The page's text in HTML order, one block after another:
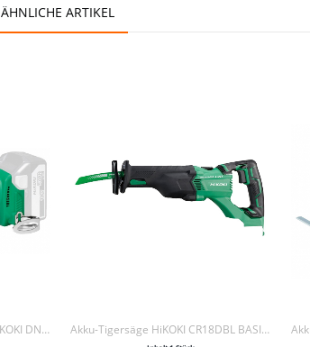
ÄHNLICHE ARTIKEL
Akku-Winkelbohrschrauber HiKOKI DN18DSL BASIC Akku-Tigersäge HiKOKI CR18DBL BASIC (KARTON)